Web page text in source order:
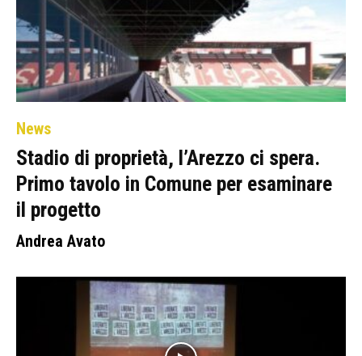
News
Stadio di proprietà, l’Arezzo ci spera.
Primo tavolo in Comune per esaminare
il progetto
Andrea Avato